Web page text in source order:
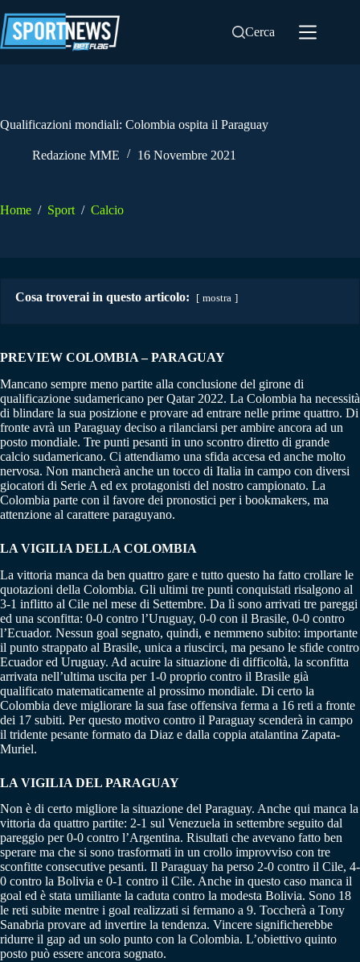
al
contenuto
Cerca
Qualificazioni mondiali: Colombia ospita il Paraguay
Redazione MME 16 Novembre 2021
Home / Sport / Calcio
Cosa troverai in questo articolo: mostra
PREVIEW COLOMBIA – PARAGUAY
Mancano sempre meno partite alla conclusione del girone di
qualificazione sudamericano per Qatar 2022. La Colombia ha necessità
di blindare la sua posizione e provare ad entrare nelle prime quattro. Di
fronte avrà un Paraguay deciso a rilanciarsi per ambire ancora ad un
posto mondiale. Tre punti pesanti in uno scontro diretto di grande
calcio sudamericano. Ci attendiamo una sfida accesa ed anche molto
nervosa. Non mancherà anche un tocco di Italia in campo con diversi
giocatori di Serie A ed ex protagonisti del nostro campionato. La
Colombia parte con il favore dei pronostici per i bookmakers, ma
attenzione al carattere paraguyano.
LA VIGILIA DELLA COLOMBIA
La vittoria manca da ben quattro gare e tutto questo ha fatto crollare le
quotazioni della Colombia. Gli ultimi tre punti conquistati risalgono al
3-1 inflitto al Cile nel mese di Settembre. Da lì sono arrivati tre pareggi
ed una sconfitta: 0-0 contro l’Uruguay, 0-0 con il Brasile, 0-0 contro
l’Ecuador. Nessun goal segnato, quindi, e nemmeno subito: importante
il punto strappato al Brasile, unica a riuscirci, ma pesano le sfide contro
Ecuador ed Uruguay. Ad acuire la situazione di difficoltà, la sconfitta
arrivata nell’ultima uscita per 1-0 proprio contro il Brasile già
qualificato matematicamente al prossimo mondiale. Di certo la
Colombia deve migliorare la sua fase offensiva ferma a 16 reti a fronte
dei 17 subiti. Per questo motivo contro il Paraguay scenderà in campo
il tridente pesante formato da Diaz e dalla coppia atalantina Zapata-
Muriel.
LA VIGILIA DEL PARAGUAY
Non è di certo migliore la situazione del Paraguay. Anche qui manca la
vittoria da quattro partite: 2-1 sul Venezuela in settembre seguito dal
pareggio per 0-0 contro l’Argentina. Risultati che avevano fatto ben
sperare ma che si sono trasformati in un crollo improvviso con tre
sconfitte consecutive pesanti. Il Paraguay ha perso 2-0 contro il Cile, 4-
0 contro la Bolivia e 0-1 contro il Cile. Anche in questo caso manca il
goal ed è stata umiliante la caduta contro la modesta Bolivia. Sono 18
le reti subite mentre i goal realizzati si fermano a 9. Toccherà a Tony
Sanabria provare ad invertire la tendenza. Vincere significherebbe
ridurre il gap ad un solo punto con la Colombia. L’obiettivo quinto
posto può essere ancora sognato.